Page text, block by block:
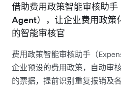
借助费用政策智能审核助
Agent），让企业费用政策
的智能审核官
费用政策智能审核助手（
企业预设的费用政策，自动审
的票据，提前识别重复报销及